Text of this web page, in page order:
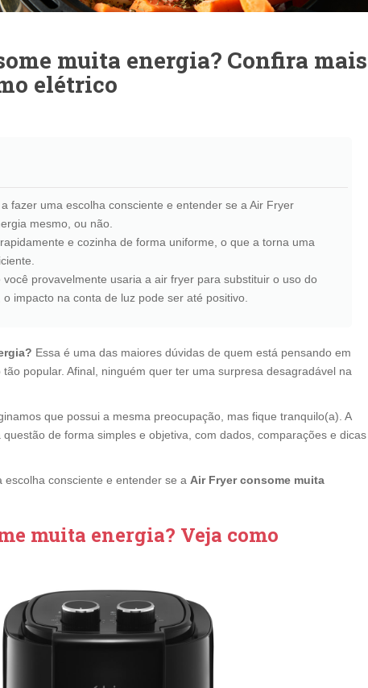
muita energia? Confira mais
elétrico
fazer uma escolha consciente e entender se a Air Fryer
mesmo, ou não.
e cozinha de forma uniforme, o que a torna uma
provavelmente usaria a air fryer para substituir o uso do
impacto na conta de luz pode ser até positivo.
Essa é uma das maiores dúvidas de quem está pensando em
popular. Afinal, ninguém quer ter uma surpresa desagradável na
que possui a mesma preocupação, mas fique tranquilo(a). A
de forma simples e objetiva, com dados, comparações e dicas
consciente e entender se a Air Fryer consome muita
muita energia? Veja como